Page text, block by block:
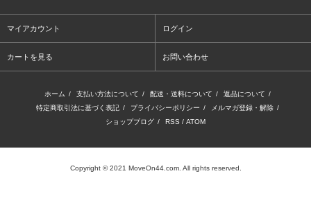
マイアカウント ログイン
カートを見る お問い合わせ
ホーム / 支払い方法について / 配送・送料について / 返品について /
特定商取引法に基づく表記 / プライバシーポリシー / メルマガ登録・解除 /
ショップブログ / RSS / ATOM
Copyright © 2021 MoveOn44.com. All rights reserved.